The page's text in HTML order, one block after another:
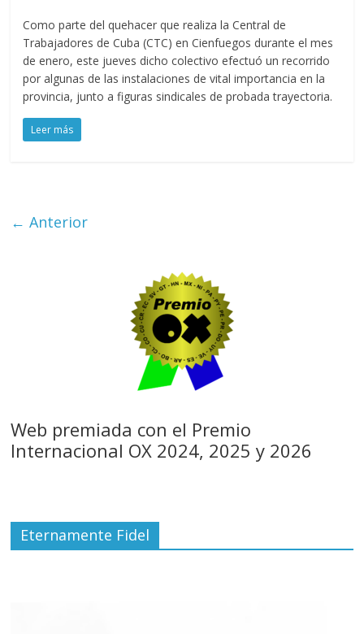
Como parte del quehacer que realiza la Central de
Trabajadores de Cuba (CTC) en Cienfuegos durante el mes
de enero, este jueves dicho colectivo efectuó un recorrido
por algunas de las instalaciones de vital importancia en la
provincia, junto a figuras sindicales de probada trayectoria.
Leer más
← Anterior
Web premiada con el Premio
Internacional OX 2024, 2025 y 2026
Eternamente Fidel